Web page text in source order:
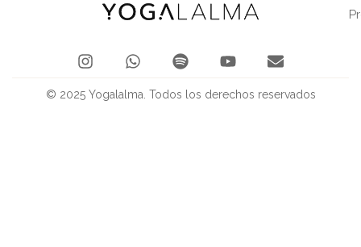
© 2025 Yogalalma. Todos los derechos reservados